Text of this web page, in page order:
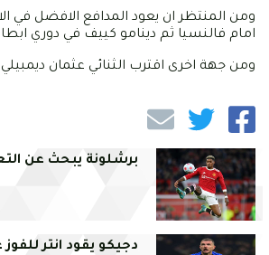
ومن المنتظر ان يعود المدافع الافضل في
امام فالنسيا ثم دينامو كييف في دوري
ومن جهة اخرى اقترب الثنائي عثمان ديمبيلي
برشلونة يبحث عن
دجيكو يقود انتر